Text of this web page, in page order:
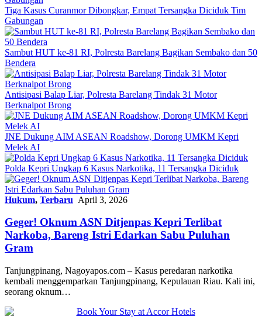
Tiga Kasus Curanmor Dibongkar, Empat Tersangka Diciduk Tim
Gabungan
Sambut HUT ke-81 RI, Polresta Barelang Bagikan Sembako dan 50
Bendera
Antisipasi Balap Liar, Polresta Barelang Tindak 31 Motor
Berknalpot Brong
JNE Dukung AIM ASEAN Roadshow, Dorong UMKM Kepri
Melek AI
Polda Kepri Ungkap 6 Kasus Narkotika, 11 Tersangka Diciduk
Hukum, Terbaru April 3, 2026
Geger! Oknum ASN Ditjenpas Kepri Terlibat
Narkoba, Bareng Istri Edarkan Sabu Puluhan
Gram
Tanjungpinang, Nagoyapos.com – Kasus peredaran narkotika
kembali menggemparkan Tanjungpinang, Kepulauan Riau. Kali ini,
seorang oknum…